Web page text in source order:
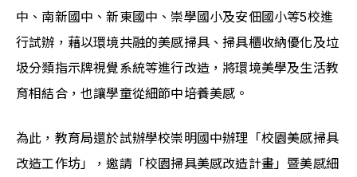
中、南新國中、新東國中、崇學國小及安佃國小等5校進
行試辦，藉以環境共融的美感掃具、掃具櫃收納優化及垃
圾分類指示牌視覺系統等進行改造，將環境美學及生活教
育相結合，也讓學童從細節中培養美感。
為此，教育局還於試辦學校崇明國中辦理「校園美感掃具
改造工作坊」，邀請「校園掃具美感改造計畫」暨美感細